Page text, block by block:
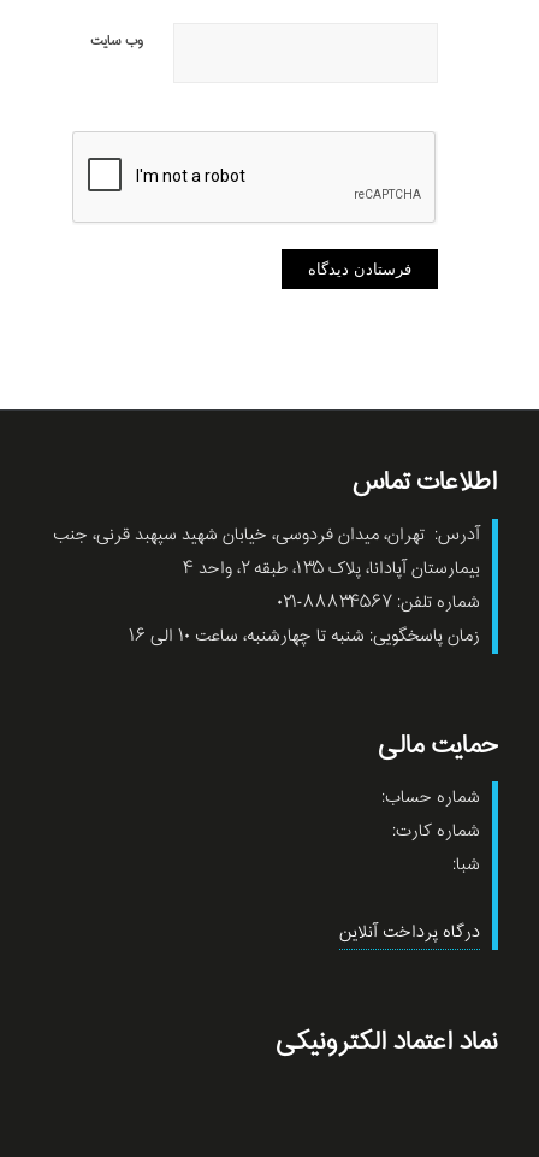
وب‌ سایت
اطلاعات تماس
آدرس: تهران، میدان فردوسی، خیابان شهید سپهبد قرنی، جنب
بیمارستان آپادانا، پلاک ۱۳۵، طبقه ۲، واحد ۴
شماره تلفن: ۸۸۸۳۴۵۶۷-۰۲۱
زمان پاسخگویی: شنبه تا چهارشنبه، ساعت ۱۰ الی ۱۶
حمایت مالی
شماره حساب:
شماره کارت:
شبا:
درگاه پرداخت آنلاین
نماد اعتماد الکترونیکی